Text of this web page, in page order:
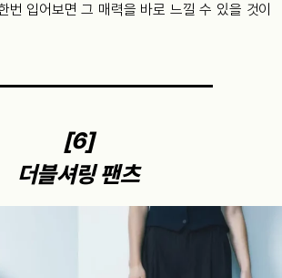
번 입어보면 그 매력을 바로 느낄 수 있을 것이
[6]
더블셔링 팬츠